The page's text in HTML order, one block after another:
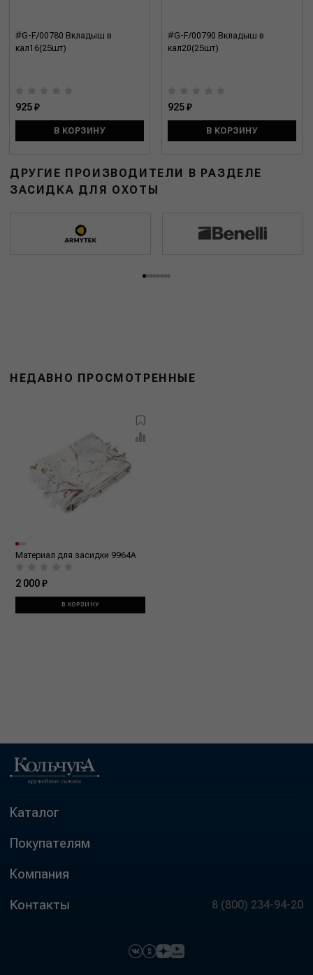
#G-F/00780 Вкладыш в
кал16(25шт)
925 ₽
В КОРЗИНУ
#G-F/00790 Вкладыш в
кал20(25шт)
925 ₽
В КОРЗИНУ
ДРУГИЕ ПРОИЗВОДИТЕЛИ В РАЗДЕЛЕ
ЗАСИДКА ДЛЯ ОХОТЫ
НЕДАВНО ПРОСМОТРЕННЫЕ
Материал для засидки 9964A
2 000 ₽
В КОРЗИНУ
Каталог
Покупателям
Компания
Контакты 8 (800) 234-94-20